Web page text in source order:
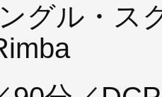
グル・ス